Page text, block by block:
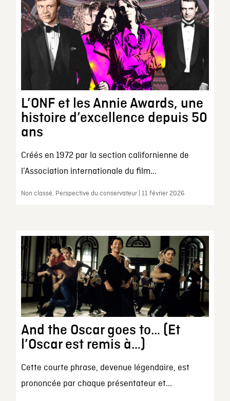
L’ONF et les Annie Awards, une
histoire d’excellence depuis 50
ans
Créés en 1972 par la section californienne de
l’Association internationale du film...
Non classé, Perspective du conservateur | 11 février 2026
And the Oscar goes to… (Et
l’Oscar est remis à…)
Cette courte phrase, devenue légendaire, est
prononcée par chaque présentateur et...